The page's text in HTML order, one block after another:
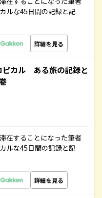
ルな45日間の記録と記
詳細を見る
ピカル ある旅の記録と
在することになった筆者
ルな45日間の記録と記
詳細を見る